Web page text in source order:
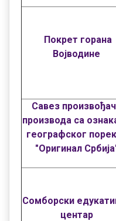
Покрет горана
Војводине
Савез
производа са
географског
"Оригинал
Сомборски
центар